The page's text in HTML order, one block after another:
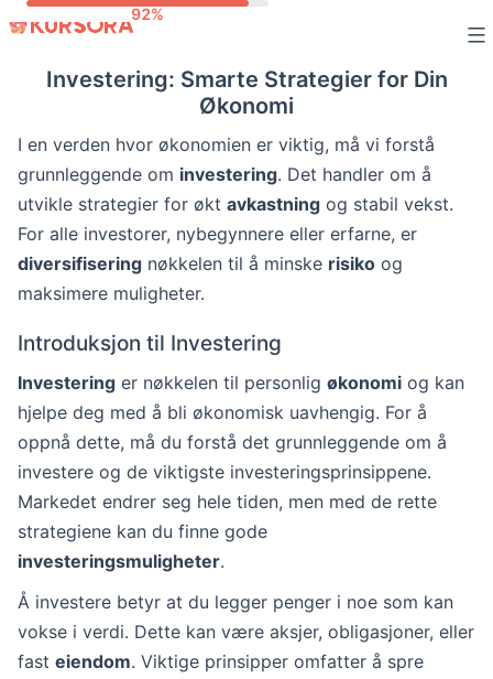
contentInvestering: Smarte Strategier for Din
Økonomi
I en verden hvor økonomien er viktig, må vi forstå
grunnleggende om investering. Det handler om å
utvikle strategier for økt avkastning og stabil vekst.
For alle investorer, nybegynnere eller erfarne, er
diversifisering nøkkelen til å minske risiko og
maksimere muligheter.
Introduksjon til Investering
Investering er nøkkelen til personlig økonomi og kan
hjelpe deg med å bli økonomisk uavhengig. For å
oppnå dette, må du forstå det grunnleggende om å
investere og de viktigste investeringsprinsippene.
Markedet endrer seg hele tiden, men med de rette
strategiene kan du finne gode
investeringsmuligheter.
Å investere betyr at du legger penger i noe som kan
vokse i verdi. Dette kan være aksjer, obligasjoner, eller
fast eiendom. Viktige prinsipper omfatter å spre